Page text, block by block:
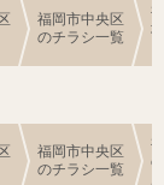
福岡市中央区
のチラシ一覧
福岡市中央区
のチラシ一覧